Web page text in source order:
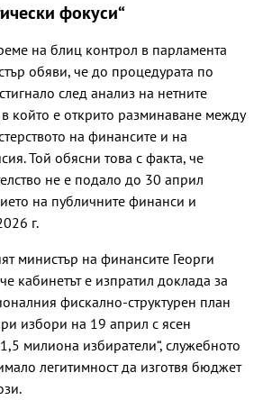
фокуси“
на блиц контрол в парламента
обяви, че до процедурата по
след анализ на нетните
който е открито разминаване между
на финансите и на
Той обясни това с факта, че
не е подало до 30 април
на публичните финанси и
г.
министър на финансите Георги
кабинетът е изпратил доклада за
фискално-структурен план
избори на 19 април с ясен
милиона избиратели“, служебното
легитимност да изготвя бюджет